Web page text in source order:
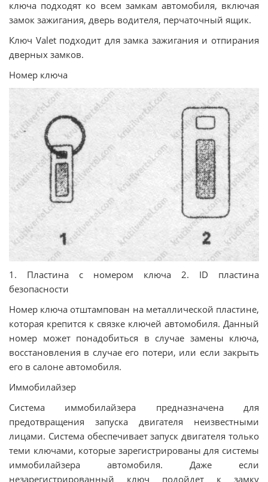
ключа подходят ко всем замкам автомобиля, включая
замок зажигания, дверь водителя, перчаточный ящик.
Ключ Valet подходит для замка зажигания и отпирания
дверных замков.
Номер ключа
1. Пластина с номером ключа 2. ID пластина
безопасности
Номер ключа отштампован на металлической пластине,
которая крепится к связке ключей автомобиля. Данный
номер может понадобиться в случае замены ключа,
восстановления в случае его потери, или если закрыть
его в салоне автомобиля.
Иммобилайзер
Система иммобилайзера предназначена для
предотвращения запуска двигателя неизвестными
лицами. Система обеспечивает запуск двигателя только
теми ключами, которые зарегистрированы для системы
иммобилайзера автомобиля. Даже если
незарегистрированный ключ подойдет к замку